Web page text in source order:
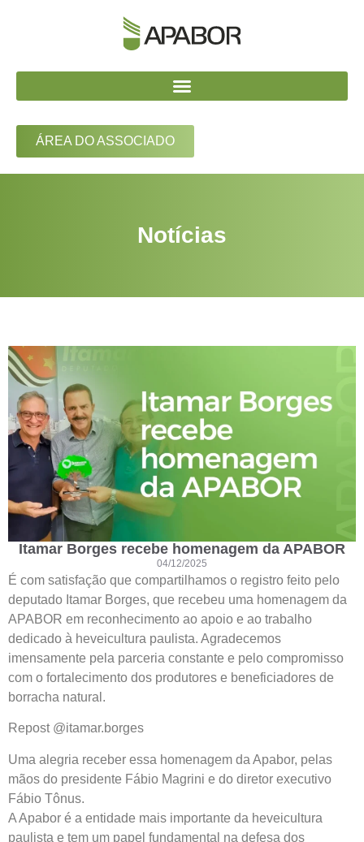
ÁREA DO ASSOCIADO
Notícias
Itamar Borges recebe homenagem da APABOR
04/12/2025
É com satisfação que compartilhamos o registro feito pelo
deputado Itamar Borges, que recebeu uma homenagem da
APABOR em reconhecimento ao apoio e ao trabalho
dedicado à heveicultura paulista. Agradecemos
imensamente pela parceria constante e pelo compromisso
com o fortalecimento dos produtores e beneficiadores de
borracha natural.
Repost @itamar.borges
Uma alegria receber essa homenagem da Apabor, pelas
mãos do presidente Fábio Magrini e do diretor executivo
Fábio Tônus.
A Apabor é a entidade mais importante da heveicultura
paulista e tem um papel fundamental na defesa dos